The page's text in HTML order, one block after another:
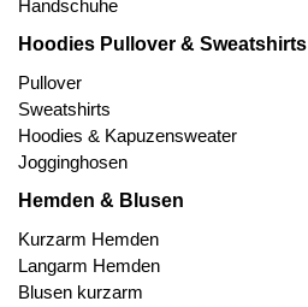
Handschuhe
Hoodies Pullover & Sweatshirts
Pullover
Sweatshirts
Hoodies & Kapuzensweater
Jogginghosen
Hemden & Blusen
Kurzarm Hemden
Langarm Hemden
Blusen kurzarm